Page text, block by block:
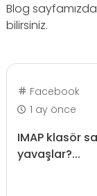
Blog sayfamızda
bilirsiniz.
Facebook
1 ay önce
IMAP klasör
yavaşlar?...